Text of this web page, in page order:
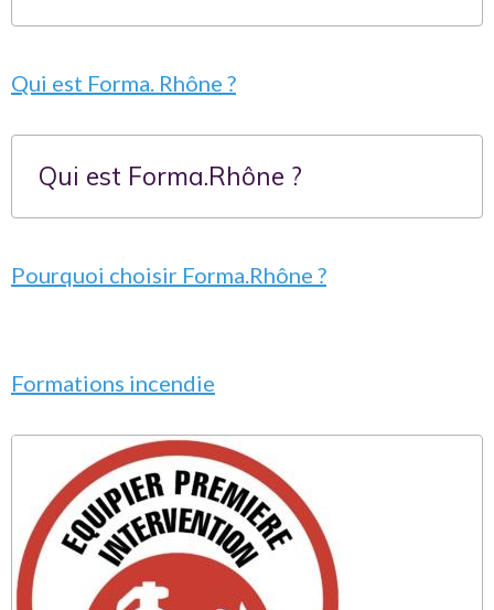
Qui est Forma. Rhône ?
Qui est Forma.Rhône ?
Pourquoi choisir Forma.Rhône ?
Formations incendie